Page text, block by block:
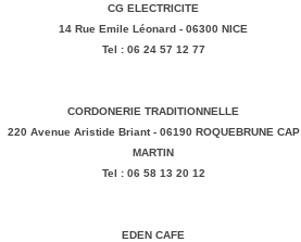
CG ELECTRICITE
14 Rue Emile Léonard - 06300 NICE
Tel : 06 24 57 12 77
CORDONERIE TRADITIONNELLE
220 Avenue Aristide Briant - 06190 ROQUEBRUNE CAP
MARTIN
Tel : 06 58 13 20 12
EDEN CAFE